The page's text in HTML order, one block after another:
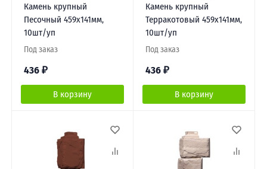
Камень крупный
Песочный 459х141мм,
10шт/уп
Под заказ
436 ₽
В корзину
Камень крупный
Терракотовый 459х141мм,
10шт/уп
Под заказ
436 ₽
В корзину